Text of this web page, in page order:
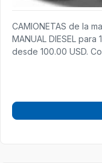
CAMIONETAS de la
MANUAL DIESEL
desde 100.00 USD.